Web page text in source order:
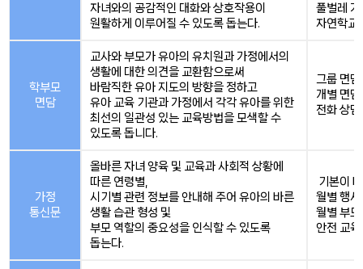
자녀와의 공감적인 대화와 상호작용이
원활하게 이루어질 수 있도록 돕는다.
풀벌레
자연학교
학부모
면담
교사와 부모가 유아의 유치원과 가정에서의
생활에 대한 의견을 교환함으로써
바람직한 유아 지도의 방향을 정하고
유아 교육 기관과 가정에서 각각 유아를 위한
최선의 일관성 있는 교육방법을 모색할 수
있도록 돕니다.
그룹 면
개별 면
전화 상
가정
통신문
올바른 자녀 양육 및 교육과 사회적 상황에
따른 연령별,
시기별 관련 정보를 안내해 주어 유아의 바른
생활 습관 형성 및
부모 역할의 중요성을 인식할 수 있도록
돕는다.
기본이
월별 행
월별 부
안전 교